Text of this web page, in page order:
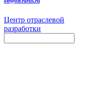
Центр отраслевой
разработки